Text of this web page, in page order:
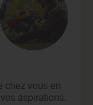
chez vous en
aspirations.